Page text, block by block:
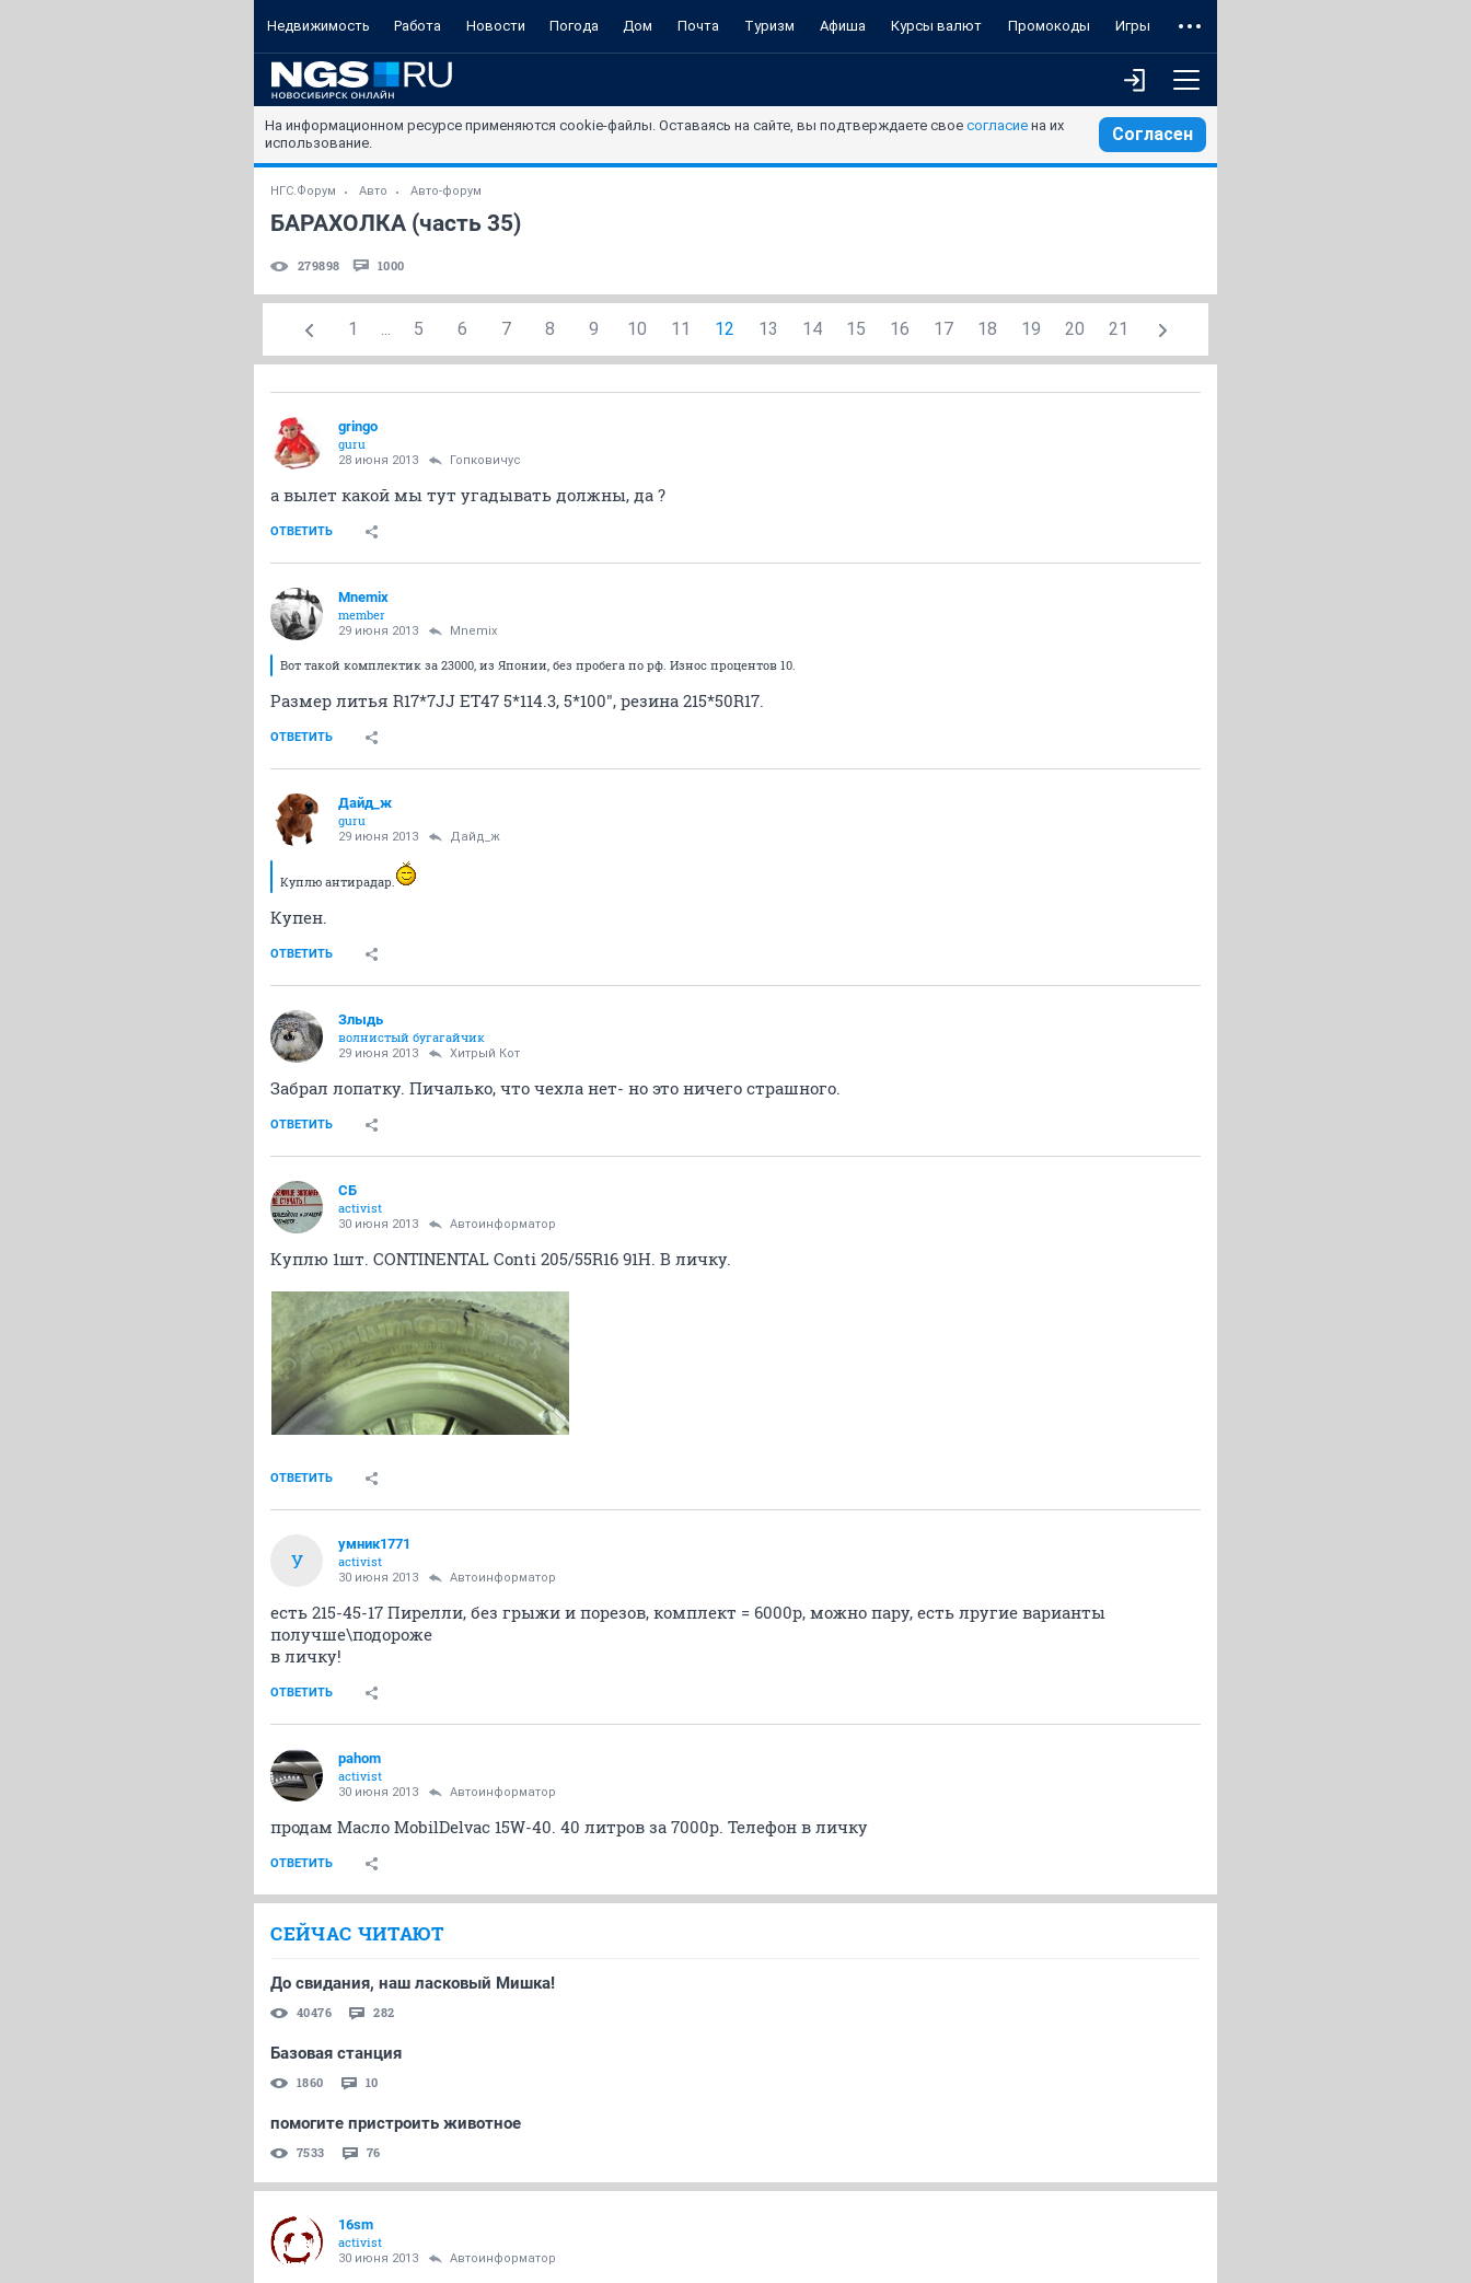
Недвижимость Работа Новости Погода Дом Почта Туризм Афиша Курсы валют Промокоды Игры
На информационном ресурсе применяются cookie-файлы. Оставаясь на сайте, вы подтверждаете свое согласие на их
использование.
Согласен
НГС.Форум Авто Авто-форум
БАРАХОЛКА (часть 35)
279898 1000
1 ... 5 6 7 8 9 10 11 12 13 14 15 16 17 18 19 20 21
gringo
guru
28 июня 2013 Гопковичус
а вылет какой мы тут угадывать должны, да ?
ОТВЕТИТЬ
Mnemix
member
29 июня 2013 Mnemix
Вот такой комплектик за 23000, из Японии, без пробега по рф. Износ процентов 10.
Размер литья R17*7JJ ET47 5*114.3, 5*100", резина 215*50R17.
ОТВЕТИТЬ
Дайд_ж
guru
29 июня 2013 Дайд_ж
Куплю антирадар.
Купен.
ОТВЕТИТЬ
Злыдь
волнистый бугагайчик
29 июня 2013 Хитрый Кот
Забрал лопатку. Пичалько, что чехла нет- но это ничего страшного.
ОТВЕТИТЬ
СБ
activist
30 июня 2013 Автоинформатор
Куплю 1шт. CONTINENTAL Conti 205/55R16 91H. В личку.
ОТВЕТИТЬ
У
умник1771
activist
30 июня 2013 Автоинформатор
есть 215-45-17 Пирелли, без грыжи и порезов, комплект = 6000р, можно пару, есть лругие варианты
получше\подороже
в личку!
ОТВЕТИТЬ
pahom
activist
30 июня 2013 Автоинформатор
продам Масло MobilDelvac 15W-40. 40 литров за 7000р. Телефон в личку
ОТВЕТИТЬ
СЕЙЧАС ЧИТАЮТ
До свидания, наш ласковый Мишка!
40476 282
Базовая станция
1860 10
помогите пристроить животное
7533 76
16sm
activist
30 июня 2013 Автоинформатор